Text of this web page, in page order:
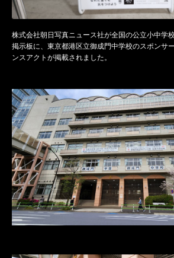
株式会社朝日写真ニュース社が全国の公立小中学
掲示板に、東京都港区立御成門中学校のスポンサ
ンスアクトが掲載されました。